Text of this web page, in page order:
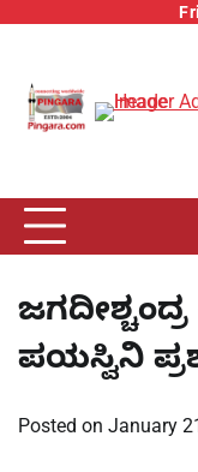
ಪಯಸ್ವಿನಿ
Posted on January